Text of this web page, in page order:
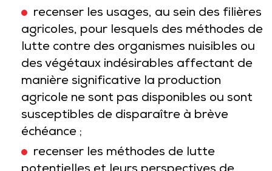
recenser les usages, au sein des filières
agricoles, pour lesquels des méthodes de
lutte contre des organismes nuisibles ou
des végétaux indésirables affectant de
manière significative la production
agricole ne sont pas disponibles ou sont
susceptibles de disparaître à brève
échéance ;
recenser les méthodes de lutte